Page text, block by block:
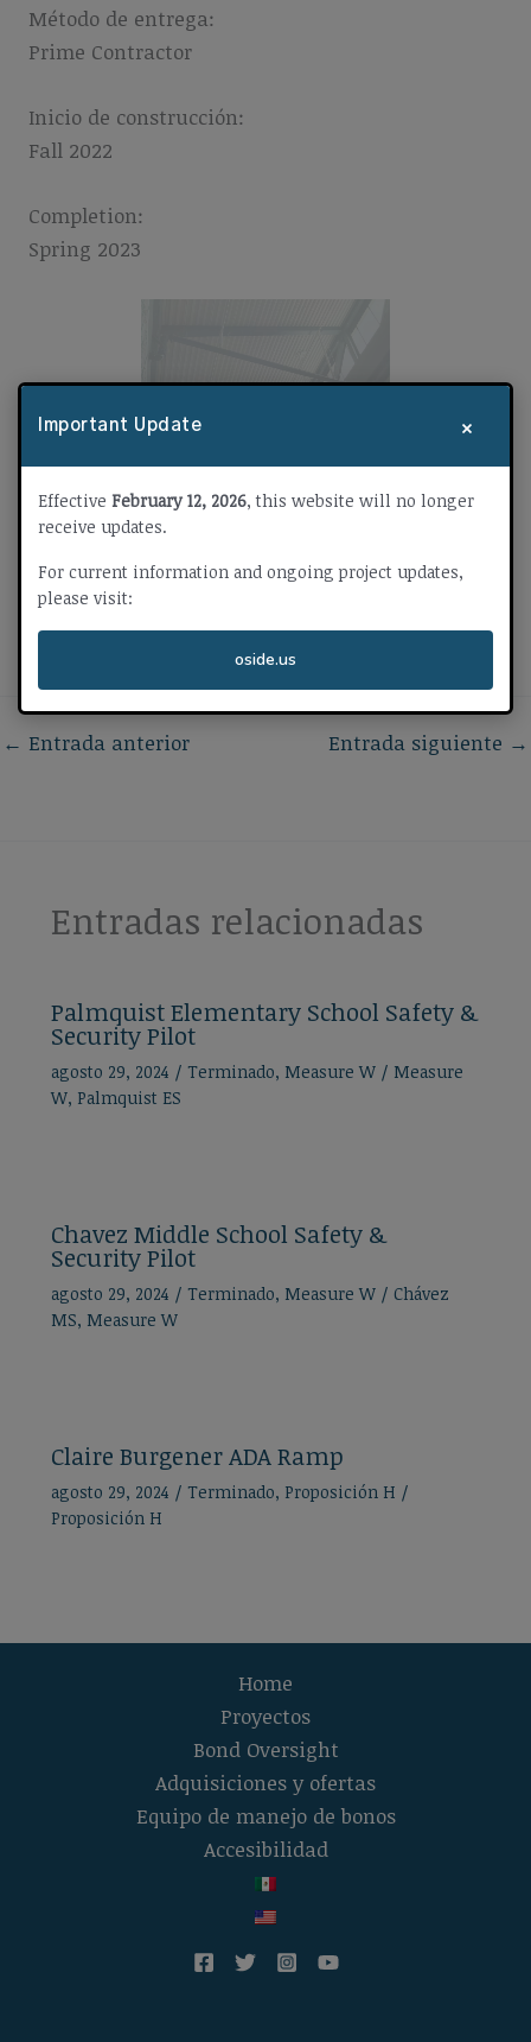
Important Update ×
Effective February 12, 2026, this website will no longer
receive updates.
For current information and ongoing project updates,
please visit:
oside.us
Método de entrega:
Prime Contractor
Inicio de construcción:
Fall 2022
Completion:
Spring 2023
← Entrada anterior Entrada siguiente →
Entradas relacionadas
Palmquist Elementary School Safety &
Security Pilot
agosto 29, 2024 / Terminado, Measure W/ Measure
W, Palmquist ES
Chavez Middle School Safety &
Security Pilot
agosto 29, 2024 / Terminado, Measure W/ Chávez
MS, Measure W
Claire Burgener ADA Ramp
agosto 29, 2024 / Terminado, Proposición H /
Proposición H
Home
Proyectos
Bond Oversight
Adquisiciones y ofertas
Equipo de manejo de bonos
Accesibilidad